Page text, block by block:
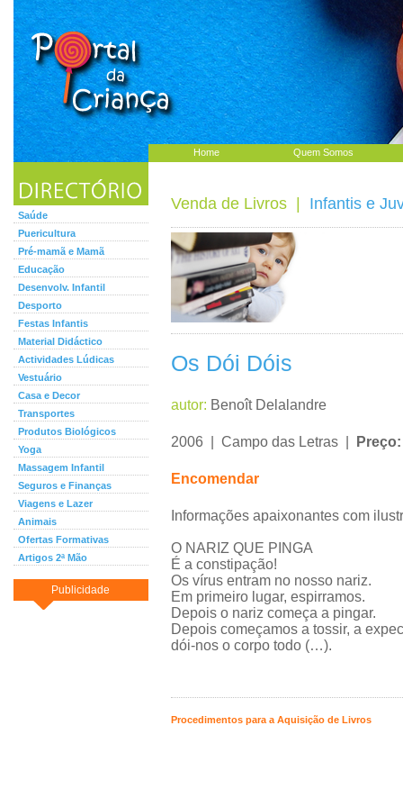
Home Quem Somos
Saúde
Puericultura
Pré-mamã e Mamã
Educação
Desenvolv. Infantil
Desporto
Festas Infantis
Material Didáctico
Actividades Lúdicas
Vestuário
Casa e Decor
Transportes
Produtos Biológicos
Yoga
Massagem Infantil
Seguros e Finanças
Viagens e Lazer
Animais
Ofertas Formativas
Artigos 2ª Mão
Publicidade
Venda de Livros Infantis e
Os Dói Dóis
autor: Benoît Delalandre
2006 | Campo das Letras |
Encomendar
Informações apaixonantes com
O NARIZ QUE PINGA
É a constipação!
Os vírus entram no nosso nariz.
Em primeiro lugar, espirramos.
Depois o nariz começa a pingar.
Depois começamos a tossir, a
dói-nos o corpo todo (…).
Procedimentos para a Aquisição de Livros